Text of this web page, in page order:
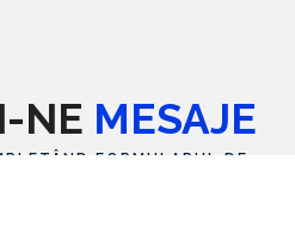
NE MESAJE
FORMULARUL DE